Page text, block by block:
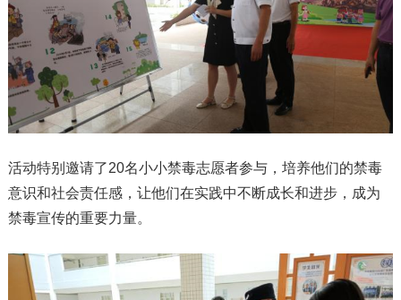
活动特别邀请了20名小小禁毒志愿者参与，培养他们的禁毒
意识和社会责任感，让他们在实践中不断成长和进步，成为
禁毒宣传的重要力量。